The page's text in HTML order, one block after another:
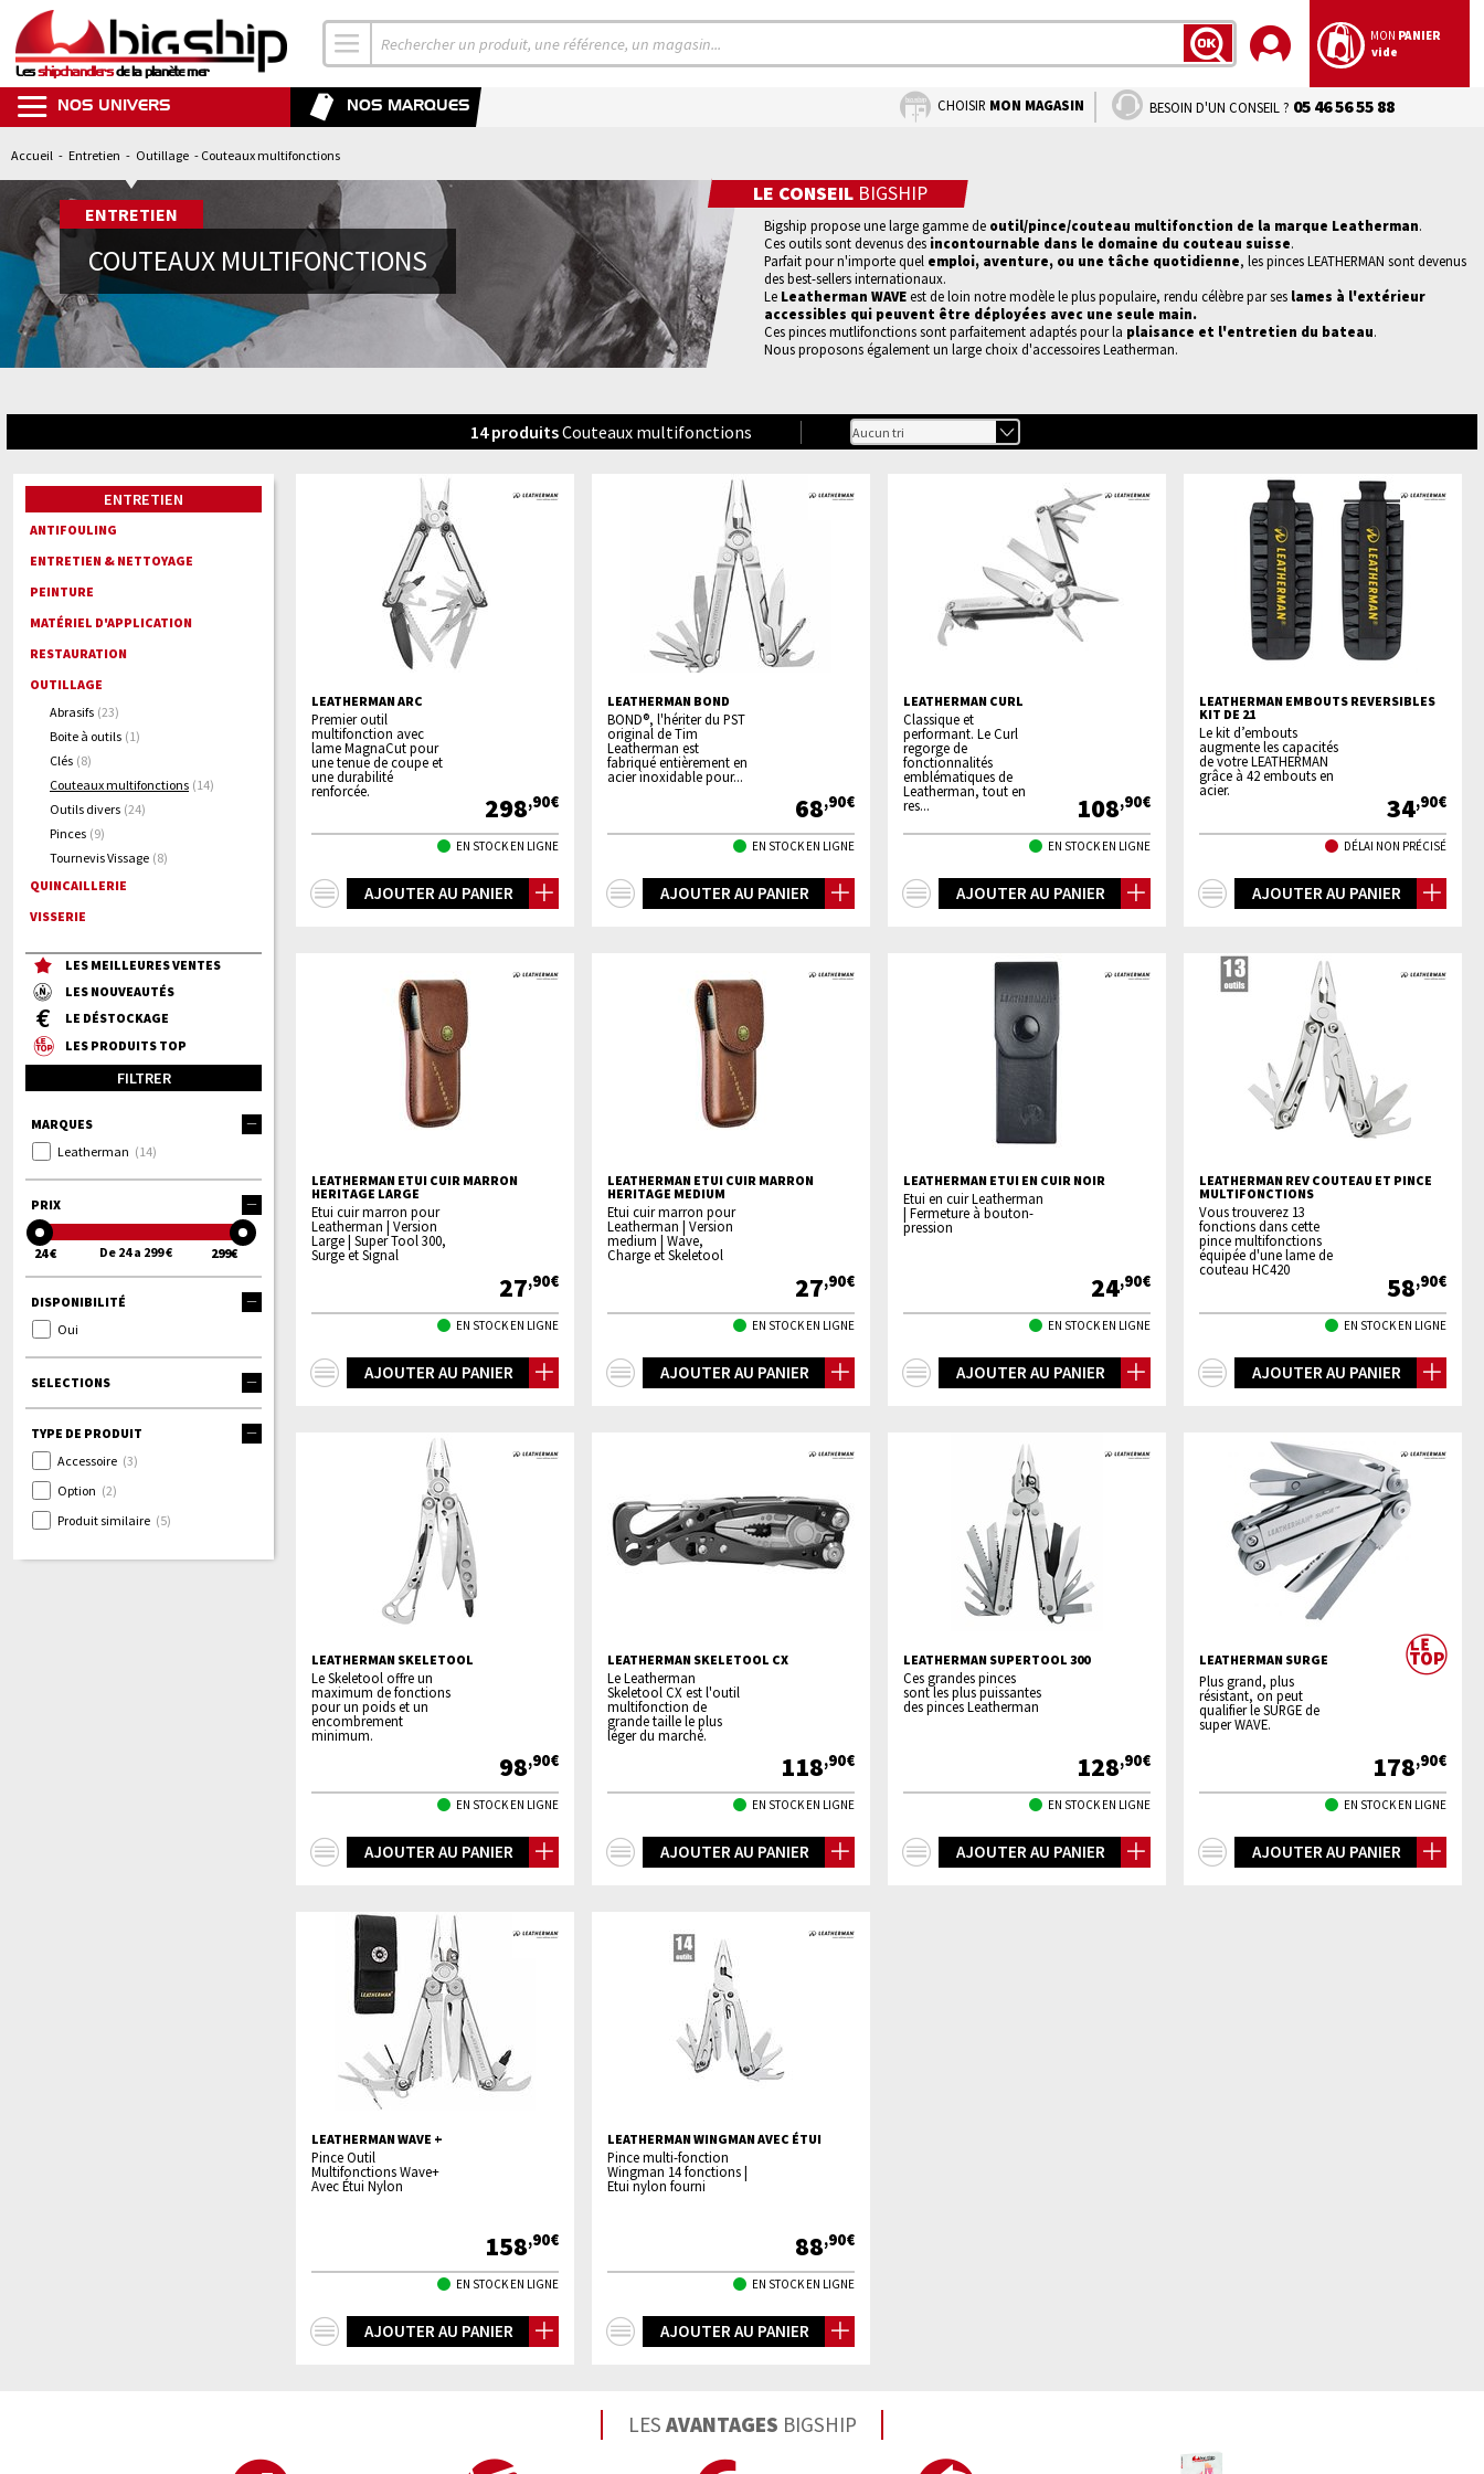
Lesshipchandlersde la planète mer
LANCER
MON PANIER
vide
NOS UNIVERS NOS MARQUES CHOISIR MON MAGASIN BESOIN D'UN CONSEIL ? 05 46 56 55 88
Accueil - Entretien - Outillage - Couteaux multifonctions
LE CONSEIL BIGSHIP
Bigship propose une large gamme de outil/pince/couteau multifonction de la marque Leatherman.
Ces outils sont devenus des incontournable dans le domaine du couteau suisse.
Parfait pour n'importe quel emploi, aventure, ou une tâche quotidienne, les pinces LEATHERMAN sont devenus
des best-sellers internationaux.
Le Leatherman WAVEest de loin notre modèle le plus populaire, rendu célèbre par ses lames à l'extérieur
accessibles qui peuvent être déployées avec une seule main.
Ces pinces mutlifonctions sont parfaitement adaptés pour la plaisance et l'entretien du bateau.
Nous proposons également un large choix d'accessoiresLeatherman.
ENTRETIEN
COUTEAUX MULTIFONCTIONS
14produitsCouteaux multifonctions
ENTRETIEN
ANTIFOULING
ENTRETIEN & NETTOYAGE
PEINTURE
MATÉRIEL D'APPLICATION
RESTAURATION
OUTILLAGE
Abrasifs (23)
Boite à outils (1)
Clés (8)
Couteaux multifonctions (14)
Outils divers (24)
Pinces (9)
Tournevis Vissage (8)
QUINCAILLERIE
VISSERIE
LES MEILLEURES VENTES
LES NOUVEAUTÉS
LE DÉSTOCKAGE
LES PRODUITS TOP
FILTRER
MARQUES
Leatherman (14)
PRIX
24 € 299€
De 24 a 299 €
DISPONIBILITÉ
Oui
SELECTIONS
TYPE DE PRODUIT
Accessoire (3)
Option (2)
Produit similaire (5)
LEATHERMAN ARC
Premier outil
multifonction avec
lame MagnaCut pour
une tenue de coupe et
une durabilité
renforcée.
298,90€
EN STOCK EN LIGNE
AJOUTER AU PANIER
LEATHERMAN BOND
BOND®, l'hériter du PST
original de Tim
Leatherman est
fabriqué entièrement en
acier inoxidable pour...
68,90€
EN STOCK EN LIGNE
AJOUTER AU PANIER
LEATHERMAN CURL
Classique et
performant. Le Curl
regorge de
fonctionnalités
emblématiques de
Leatherman, tout en
res...
108,90€
EN STOCK EN LIGNE
AJOUTER AU PANIER
LEATHERMAN EMBOUTS REVERSIBLES
KIT DE 21
Le kit d’embouts
augmente les capacités
de votre LEATHERMAN
grâce à 42 embouts en
acier.
34,90€
DÉLAI NON PRÉCISÉ
AJOUTER AU PANIER
LEATHERMAN ETUI CUIR MARRON
HERITAGE LARGE
Etui cuir marron pour
Leatherman | Version
Large | Super Tool 300,
Surge et Signal
27,90€
EN STOCK EN LIGNE
AJOUTER AU PANIER
LEATHERMAN ETUI CUIR MARRON
HERITAGE MEDIUM
Etui cuir marron pour
Leatherman | Version
medium | Wave,
Charge et Skeletool
27,90€
EN STOCK EN LIGNE
AJOUTER AU PANIER
LEATHERMAN ETUI EN CUIR NOIR
Etui en cuir Leatherman
| Fermeture à bouton-
pression
24,90€
EN STOCK EN LIGNE
AJOUTER AU PANIER
LEATHERMAN REV COUTEAU ET PINCE
MULTIFONCTIONS
Vous trouverez 13
fonctions dans cette
pince multifonctions
équipée d'une lame de
couteau HC420
58,90€
EN STOCK EN LIGNE
AJOUTER AU PANIER
LEATHERMAN SKELETOOL
Le Skeletool offre un
maximum de fonctions
pour un poids et un
encombrement
minimum.
98,90€
EN STOCK EN LIGNE
AJOUTER AU PANIER
LEATHERMAN SKELETOOL CX
Le Leatherman
Skeletool CX est l'outil
multifonction de
grande taille le plus
léger du marché.
118,90€
EN STOCK EN LIGNE
AJOUTER AU PANIER
LEATHERMAN SUPERTOOL 300
Ces grandes pinces
sont les plus puissantes
des pinces Leatherman
128,90€
EN STOCK EN LIGNE
AJOUTER AU PANIER
LEATHERMAN SURGE
Plus grand, plus
résistant, on peut
qualifier le SURGE de
super WAVE.
178,90€
EN STOCK EN LIGNE
AJOUTER AU PANIER
LEATHERMAN WAVE +
Pince Outil
Multifonctions Wave+
Avec Étui Nylon
158,90€
EN STOCK EN LIGNE
AJOUTER AU PANIER
LEATHERMAN WINGMAN AVEC ÉTUI
Pince multi-fonction
Wingman 14 fonctions |
Etui nylon fourni
88,90€
EN STOCK EN LIGNE
AJOUTER AU PANIER
LES AVANTAGES BIGSHIP